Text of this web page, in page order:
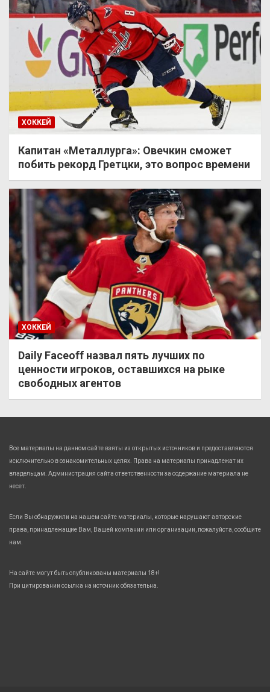
ХОККЕЙ
Капитан «Металлурга»: Овечкин сможет
побить рекорд Гретцки, это вопрос времени
ХОККЕЙ
Daily Faceoff назвал пять лучших по
ценности игроков, оставшихся на рыке
свободных агентов
Все материалы на данном сайте взяты из открытых источников и предоставляются
исключительно в ознакомительных целях. Права на материалы принадлежат их
владельцам. Администрация сайта ответственности за содержание материала не
несет.
Если Вы обнаружили на нашем сайте материалы, которые нарушают авторские
права, принадлежащие Вам, Вашей компании или организации, пожалуйста, сообщите
нам.
На сайте могут быть опубликованы материалы 18+!
При цитировании ссылка на источник обязательна.